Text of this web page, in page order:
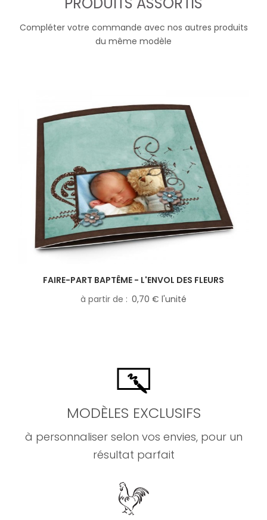
Compléter votre commande avec nos autres produits
du même modèle
FAIRE-PART BAPTÊME - L'ENVOL DES FLEURS
à partir de
0,70 € l'unité
MODÈLES EXCLUSIFS
à personnaliser selon vos envies, pour un
résultat parfait